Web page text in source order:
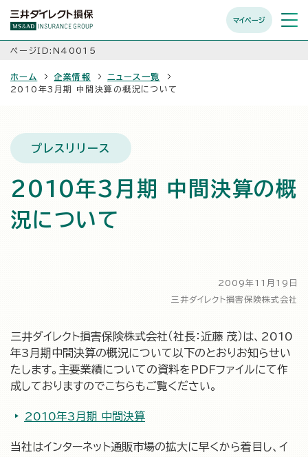
マイページ
メニュ
開く
ページID:N40015
ホーム 企業情報
ニュース一覧
2010年3月期 中間決算の概況について
プレスリリース
2010年3月期 中間決算の概
況について
2009年11月19日
三井ダイレクト損害保険株式会社
三井ダイレクト損害保険株式会社（社長：近藤 茂）は、2010
年3月期中間決算の概況について以下のとおりお知らせい
たします。主要業績についての資料をPDFファイルにて作
成しておりますのでこちらもご覧ください。
2010年3月期 中間決算
当社はインターネット通販市場の拡大に早くから着目し、イ